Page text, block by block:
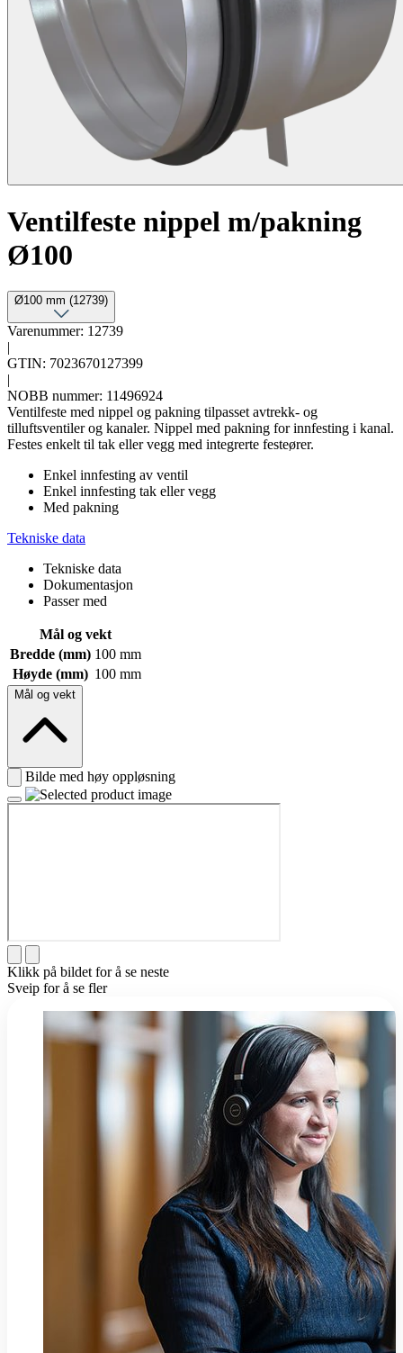
Ventilfeste nippel m/pakning
Ø100
Ø100 mm (12739)
Varenummer: 12739
|
GTIN: 7023670127399
|
NOBB nummer: 11496924
Ventilfeste med nippel og pakning tilpasset avtrekk- og
tilluftsventiler og kanaler. Nippel med pakning for innfesting i kanal.
Festes enkelt til tak eller vegg med integrerte festeører.
Enkel innfesting av ventil
Enkel innfesting tak eller vegg
Med pakning
Tekniske data
Tekniske data
Dokumentasjon
Passer med
Mål og vekt
Bredde (mm) 100 mm
Høyde (mm) 100 mm
Mål og vekt
Bilde med høy oppløsning
Klikk på bildet for å se neste
Sveip for å se fler